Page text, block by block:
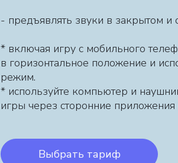
- предъявлять звуки в закрытом и
* включая игру с мобильного
в горизонтальное положение и
режим.
* используйте компьютер и
игры через сторонние приложения
Выбрать тариф